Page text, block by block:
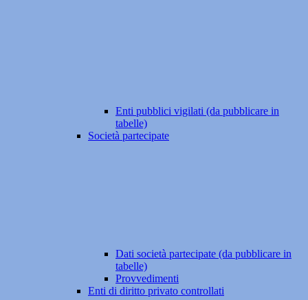
Enti pubblici vigilati (da pubblicare in
tabelle)
Società partecipate
Dati società partecipate (da pubblicare in
tabelle)
Provvedimenti
Enti di diritto privato controllati